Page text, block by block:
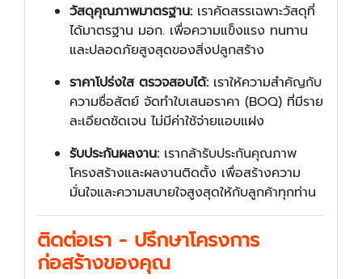
วัสดุคุณภาพมาตรฐาน: เราคัดสรรเฉพาะวัสดุที่
ได้มาตรฐาน มอก. เพื่อความแข็งแรง ทนทาน
และปลอดภัยสูงสุดของสิ่งปลูกสร้าง
ราคาโปร่งใส ตรวจสอบได้: เราให้ความสำคัญกับ
ความซื่อสัตย์ จัดทำใบเสนอราคา (BOQ) ที่มีราย
ละเอียดชัดเจน ไม่มีค่าใช้จ่ายแอบแฝง
รับประกันผลงาน: เรากล้ารับประกันคุณภาพ
โครงสร้างและผลงานติดตั้ง เพื่อสร้างความ
มั่นใจและความสบายใจสูงสุดให้กับลูกค้าทุกท่าน
ติดต่อเรา - ปรึกษาโครงการ
ก่อสร้างของคุณ